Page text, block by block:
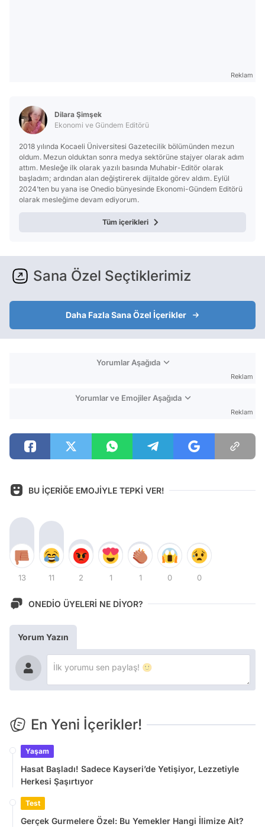
Reklam
Dilara Şimşek
Ekonomi ve Gündem Editörü
2018 yılında Kocaeli Üniversitesi Gazetecilik bölümünden mezun
oldum. Mezun olduktan sonra medya sektörüne stajyer olarak adım
attım. Mesleğe ilk olarak yazılı basında Muhabir-Editör olarak
başladım; ardından alan değiştirerek dijitalde görev aldım. Eylül
2024’ten bu yana ise Onedio bünyesinde Ekonomi-Gündem Editörü
olarak mesleğime devam ediyorum.
Tüm içerikleri
Sana Özel Seçtiklerimiz
Daha Fazla Sana Özel İçerikler
Yorumlar Aşağıda
Reklam
Yorumlar ve Emojiler Aşağıda
Reklam
BU İÇERİĞE EMOJİYLE TEPKİ VER!
13 11 2 1 1 0 0
ONEDİO ÜYELERİ NE DİYOR?
Yorum Yazın
En Yeni İçerikler!
Yaşam
Hasat Başladı! Sadece Kayseri’de Yetişiyor, Lezzetiyle
Herkesi Şaşırtıyor
Test
Gerçek Gurmelere Özel: Bu Yemekler Hangi İlimize Ait?